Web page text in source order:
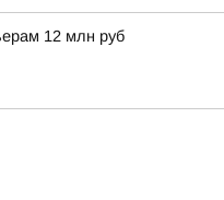
12 млн руб